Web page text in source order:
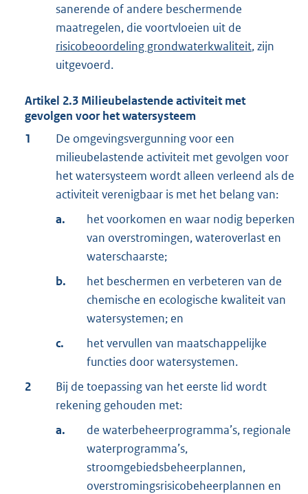
sanerende of andere beschermende
maatregelen, die voortvloeien uit de
risicobeoordeling grondwaterkwaliteit, zijn
uitgevoerd.
Artikel 2.3 Milieubelastende activiteit met
gevolgen voor het watersysteem
1
De omgevingsvergunning voor een
milieubelastende activiteit met gevolgen voor
het watersysteem wordt alleen verleend als de
activiteit verenigbaar is met het belang van:
a.
het voorkomen en waar nodig beperken
van overstromingen, wateroverlast en
waterschaarste;
b.
het beschermen en verbeteren van de
chemische en ecologische kwaliteit van
watersystemen; en
c.
het vervullen van maatschappelijke
functies door watersystemen.
2
Bij de toepassing van het eerste lid wordt
rekening gehouden met:
a.
de waterbeheerprogramma’s, regionale
waterprogramma’s,
stroomgebiedsbeheerplannen,
overstromingsrisicobeheerplannen en